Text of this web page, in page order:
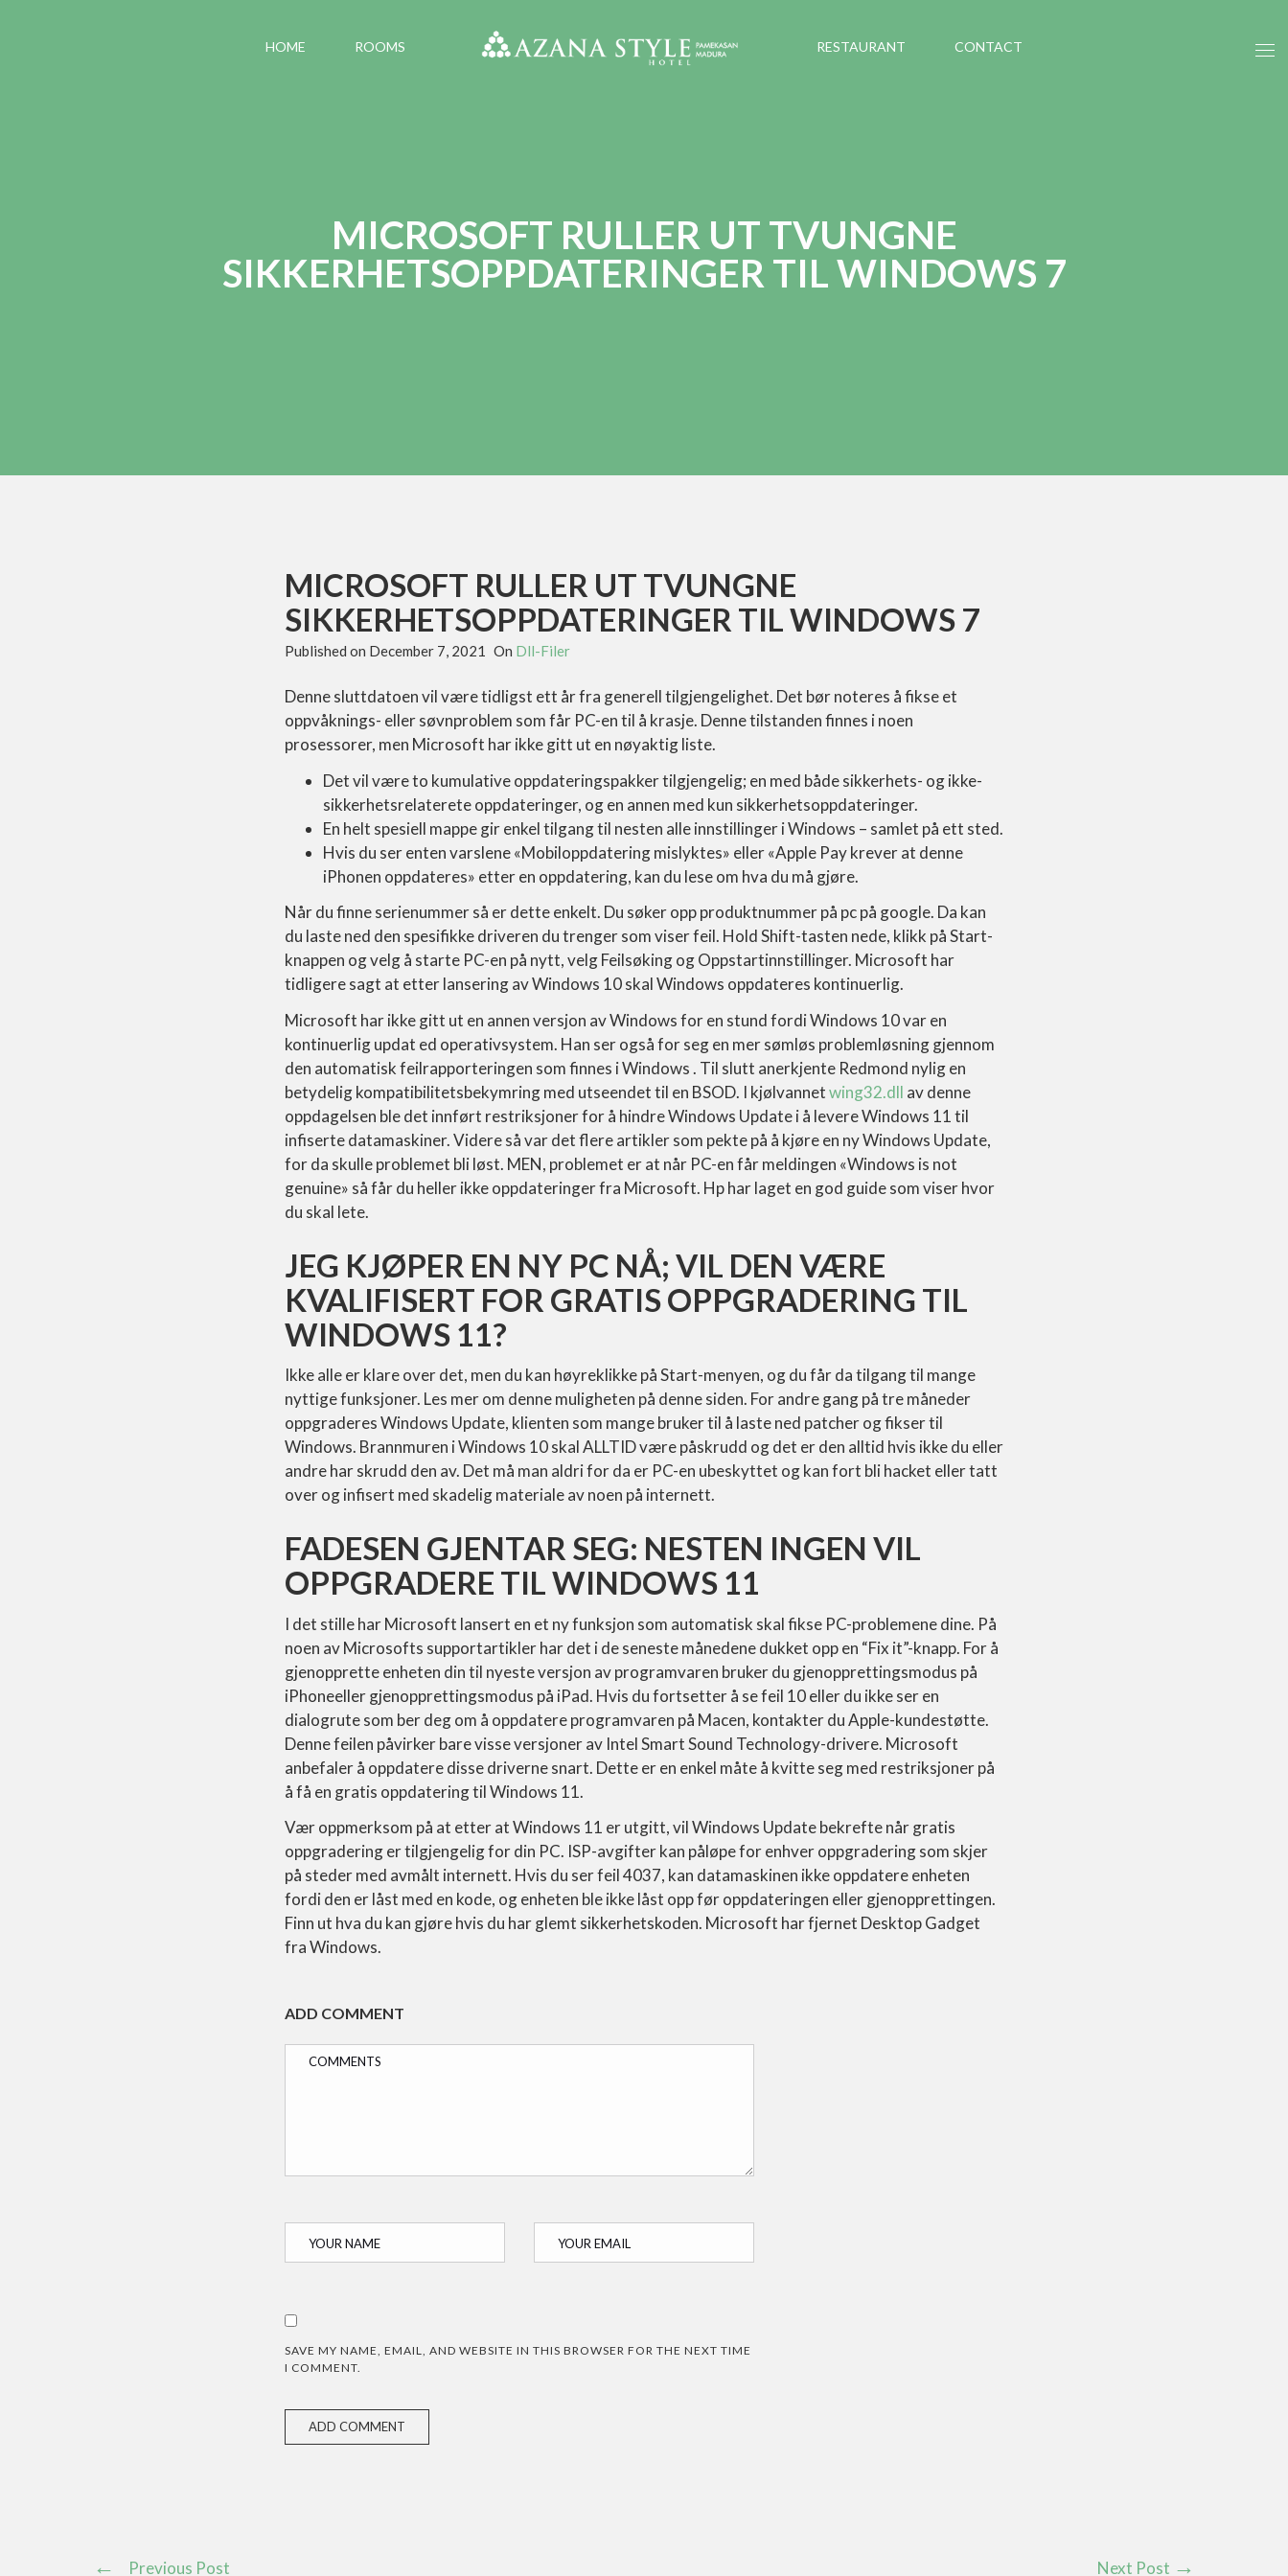
HOME ROOMS RESTAURANT CONTACT
MICROSOFT RULLER UT TVUNGNE
SIKKERHETSOPPDATERINGER TIL WINDOWS 7
MICROSOFT RULLER UT TVUNGNE
SIKKERHETSOPPDATERINGER TIL WINDOWS 7
Published on December 7, 2021 On Dll-Filer
Denne sluttdatoen vil være tidligst ett år fra generell tilgjengelighet. Det bør noteres å fikse et
oppvåknings- eller søvnproblem som får PC-en til å krasje. Denne tilstanden finnes i noen
prosessorer, men Microsoft har ikke gitt ut en nøyaktig liste.
Det vil være to kumulative oppdateringspakker tilgjengelig; en med både sikkerhets- og ikke-
sikkerhetsrelaterete oppdateringer, og en annen med kun sikkerhetsoppdateringer.
En helt spesiell mappe gir enkel tilgang til nesten alle innstillinger i Windows – samlet på ett sted.
Hvis du ser enten varslene «Mobiloppdatering mislyktes» eller «Apple Pay krever at denne
iPhonen oppdateres» etter en oppdatering, kan du lese om hva du må gjøre.
Når du finne serienummer så er dette enkelt. Du søker opp produktnummer på pc på google. Da kan
du laste ned den spesifikke driveren du trenger som viser feil. Hold Shift-tasten nede, klikk på Start-
knappen og velg å starte PC-en på nytt, velg Feilsøking og Oppstartinnstillinger. Microsoft har
tidligere sagt at etter lansering av Windows 10 skal Windows oppdateres kontinuerlig.
Microsoft har ikke gitt ut en annen versjon av Windows for en stund fordi Windows 10 var en
kontinuerlig updat ed operativsystem. Han ser også for seg en mer sømløs problemløsning gjennom
den automatisk feilrapporteringen som finnes i Windows . Til slutt anerkjente Redmond nylig en
betydelig kompatibilitetsbekymring med utseendet til en BSOD. I kjølvannetwing32.dll av denne
oppdagelsen ble det innført restriksjoner for å hindre Windows Update i å levere Windows 11 til
infiserte datamaskiner. Videre så var det flere artikler som pekte på å kjøre en ny Windows Update,
for da skulle problemet bli løst. MEN, problemet er at når PC-en får meldingen «Windows is not
genuine» så får du heller ikke oppdateringer fra Microsoft. Hp har laget en god guide som viser hvor
du skal lete.
JEG KJØPER EN NY PC NÅ; VIL DEN VÆRE
KVALIFISERT FOR GRATIS OPPGRADERING TIL
WINDOWS 11?
Ikke alle er klare over det, men du kan høyreklikke på Start-menyen, og du får da tilgang til mange
nyttige funksjoner. Les mer om denne muligheten på denne siden. For andre gang på tre måneder
oppgraderes Windows Update, klienten som mange bruker til å laste ned patcher og fikser til
Windows. Brannmuren i Windows 10 skal ALLTID være påskrudd og det er den alltid hvis ikke du eller
andre har skrudd den av. Det må man aldri for da er PC-en ubeskyttet og kan fort bli hacket eller tatt
over og infisert med skadelig materiale av noen på internett.
FADESEN GJENTAR SEG: NESTEN INGEN VIL
OPPGRADERE TIL WINDOWS 11
I det stille har Microsoft lansert en et ny funksjon som automatisk skal fikse PC-problemene dine. På
noen av Microsofts supportartikler har det i de seneste månedene dukket opp en “Fix it”-knapp. For å
gjenopprette enheten din til nyeste versjon av programvaren bruker du gjenopprettingsmodus på
iPhoneeller gjenopprettingsmodus på iPad. Hvis du fortsetter å se feil 10 eller du ikke ser en
dialogrute som ber deg om å oppdatere programvaren på Macen, kontakter du Apple-kundestøtte.
Denne feilen påvirker bare visse versjoner av Intel Smart Sound Technology-drivere. Microsoft
anbefaler å oppdatere disse driverne snart. Dette er en enkel måte å kvitte seg med restriksjoner på
å få en gratis oppdatering til Windows 11.
Vær oppmerksom på at etter at Windows 11 er utgitt, vil Windows Update bekrefte når gratis
oppgradering er tilgjengelig for din PC. ISP-avgifter kan påløpe for enhver oppgradering som skjer
på steder med avmålt internett. Hvis du ser feil 4037, kan datamaskinen ikke oppdatere enheten
fordi den er låst med en kode, og enheten ble ikke låst opp før oppdateringen eller gjenopprettingen.
Finn ut hva du kan gjøre hvis du har glemt sikkerhetskoden. Microsoft har fjernet Desktop Gadget
fra Windows.
ADD COMMENT
SAVE MY NAME, EMAIL, AND WEBSITE IN THIS BROWSER FOR THE NEXT TIME
I COMMENT.
Previous Post Next Post